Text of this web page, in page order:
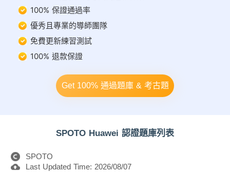
100% 保證通過率
優秀且專業的導師團隊
免費更新練習測試
100% 退款保證
Get 100% 通過題庫 & 考古題
SPOTO Huawei 認證題庫列表
SPOTO
Last Updated Time: 2026/08/07